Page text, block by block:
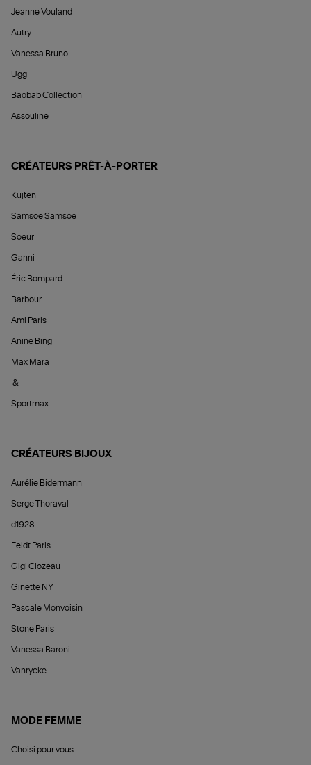
Jeanne Vouland
Autry
Vanessa Bruno
Ugg
Baobab Collection
Assouline
CRÉATEURS PRÊT-À-PORTER
Kujten
Samsoe Samsoe
Soeur
Ganni
Éric Bompard
Barbour
Ami Paris
Anine Bing
Max Mara
&
Sportmax
CRÉATEURS BIJOUX
Aurélie Bidermann
Serge Thoraval
d1928
Feidt Paris
Gigi Clozeau
Ginette NY
Pascale Monvoisin
Stone Paris
Vanessa Baroni
Vanrycke
MODE FEMME
Choisi pour vous